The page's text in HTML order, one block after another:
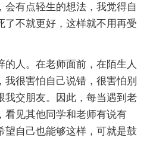
会有点轻生的想法，我觉得自
了不就更好，这样就不用再受
的人。在老师面前，在陌生人
我很害怕自己说错，很害怕别
我交朋友。因此，每当遇到老
看见其他同学和老师有说有
望自己也能够这样，可就是鼓